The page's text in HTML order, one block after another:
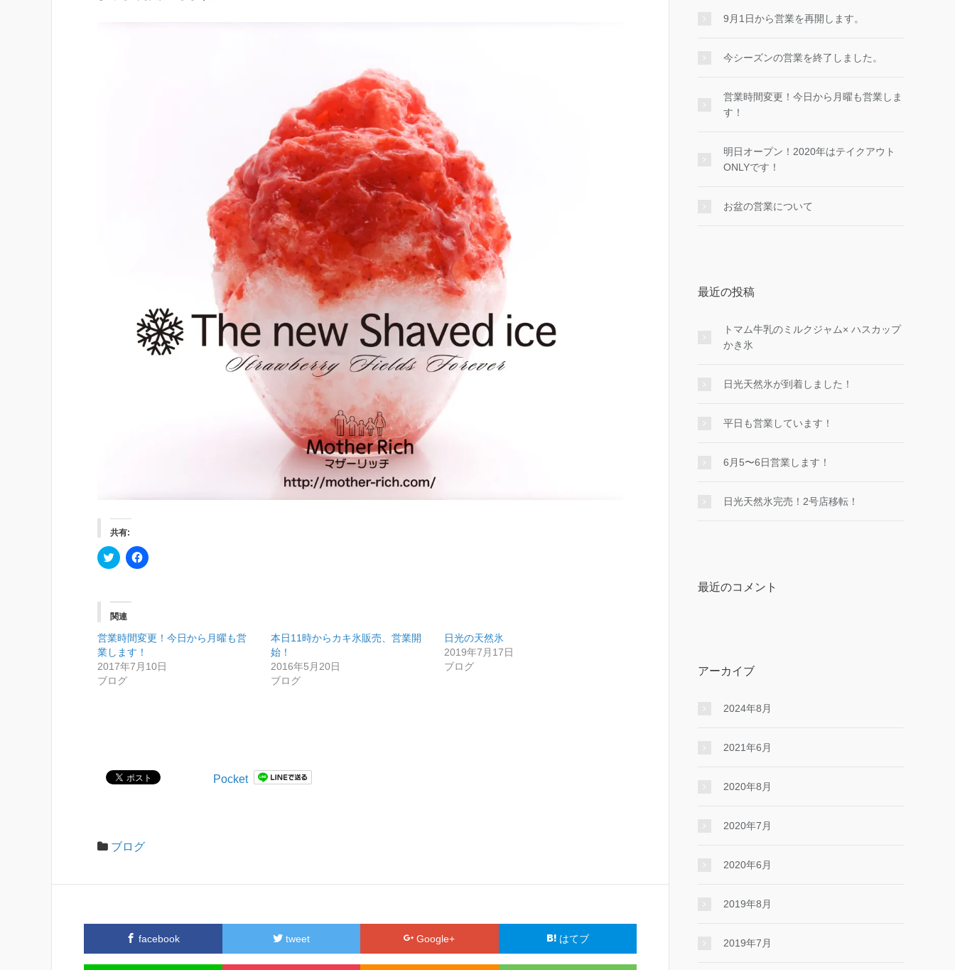
共有:
ク
リ
て
T
w
t
e
r
で
共
ド
ウ
で
F
a
共
る
さ
い
(
ン
き
関連
営業時間変更！今日から月曜も営
業します！
2017年7月10日
ブログ
本日11時からカキ氷販売、営業開
始！
2016年5月20日
ブログ
日光の天然氷
2019年7月17日
ブログ
Pocket
ブログ
facebook tweet Google+ はてブ
9月1日から営業を再開します。
今シーズンの営業を終了しました。
営業時間変更！今日から月曜も営業しま
す！
明日オープン！2020年はテイクアウト
ONLYです！
お盆の営業について
最近の投稿
トマム牛乳のミルクジャム× ハスカップ
かき氷
日光天然氷が到着しました！
平日も営業しています！
6月5〜6日営業します！
日光天然氷完売！2号店移転！
最近のコメント
アーカイブ
2024年8月
2021年6月
2020年8月
2020年7月
2020年6月
2019年8月
2019年7月